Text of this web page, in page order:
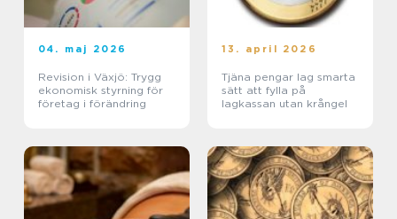
04. maj 2026
Revision i Växjö: Trygg
ekonomisk styrning för
företag i förändring
13. april 2026
Tjäna pengar lag smarta
sätt att fylla på
lagkassan utan krångel